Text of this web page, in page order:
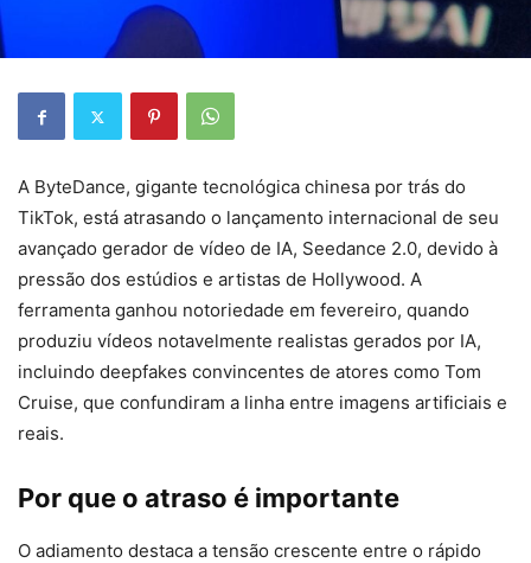
A ByteDance, gigante tecnológica chinesa por trás do
TikTok, está atrasando o lançamento internacional de seu
avançado gerador de vídeo de IA, Seedance 2.0, devido à
pressão dos estúdios e artistas de Hollywood. A
ferramenta ganhou notoriedade em fevereiro, quando
produziu vídeos notavelmente realistas gerados por IA,
incluindo deepfakes convincentes de atores como Tom
Cruise, que confundiram a linha entre imagens artificiais e
reais.
Por que o atraso é importante
O adiamento destaca a tensão crescente entre o rápido